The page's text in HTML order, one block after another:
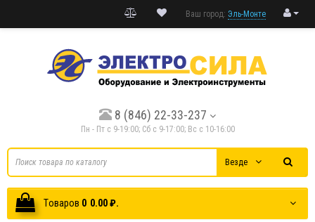
Ваш город: Эль-Монте
8 (846) 22-33-237
Пн - Пт с 9-19:00; Cб с 9-17:00; Вс с 10-16:00
Везде
Tоваров 0 0.00 ₽.